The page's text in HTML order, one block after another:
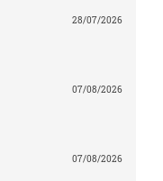
28/07/2026
07/08/2026
07/08/2026